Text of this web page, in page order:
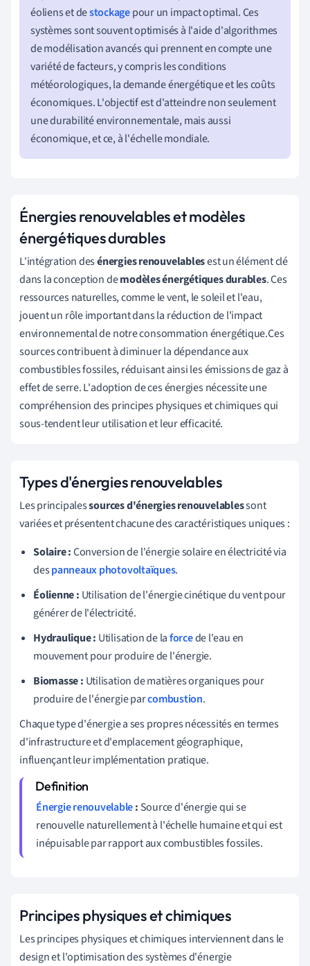
éoliens et destockagepour un impact optimal. Ces
systèmes sont souvent optimisés à l'aide d'algorithmes
de modélisation avancés qui prennent en compte une
variété de facteurs, y compris les conditions
météorologiques, la demande énergétique et les coûts
économiques. L'objectif est d'atteindre non seulement
une durabilité environnementale, mais aussi
économique, et ce, à l'échelle mondiale.
Énergies renouvelables et modèles
énergétiques durables
L'intégration desénergies renouvelablesest un élément clé
dans la conception demodèles énergétiques durables. Ces
ressources naturelles, comme le vent, le soleil et l'eau,
jouent un rôle important dans la réduction de l'impact
environnemental de notre consommation énergétique.Ces
sources contribuent à diminuer la dépendance aux
combustibles fossiles, réduisant ainsi les émissions de gaz à
effet de serre. L'adoption de ces énergies nécessite une
compréhension des principes physiques et chimiques qui
sous-tendent leur utilisation et leur efficacité.
Types d'énergies renouvelables
Les principalessources d'énergies renouvelablessont
variées et présentent chacune des caractéristiques uniques :
Solaire :Conversion de l'énergie solaire en électricité via
despanneaux photovoltaïques.
Éolienne : Utilisation de l'énergie cinétique du vent pour
générer de l'électricité.
Hydraulique : Utilisation de laforcede l'eau en
mouvement pour produire de l'énergie.
Biomasse : Utilisation de matières organiques pour
produire de l'énergie parcombustion.
Chaque type d'énergie a ses propres nécessités en termes
d'infrastructure et d'emplacement géographique,
influençant leur implémentation pratique.
Énergie renouvelable: Source d'énergie qui se
renouvelle naturellement à l'échelle humaine et qui est
inépuisable par rapport aux combustibles fossiles.
Principes physiques et chimiques
Les principes physiques et chimiques interviennent dans le
design et l'optimisation des systèmes d'énergie